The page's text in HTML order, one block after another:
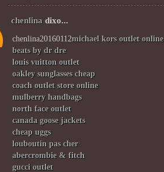
chenlina dixo...
chenlina20160112michael kors outlet online
beats by dr dre
louis vuitton outlet
oakley sunglasses cheap
coach outlet store online
mulberry handbags
north face outlet
canada goose jackets
cheap uggs
louboutin pas cher
abercrombie & fitch
gucci outlet